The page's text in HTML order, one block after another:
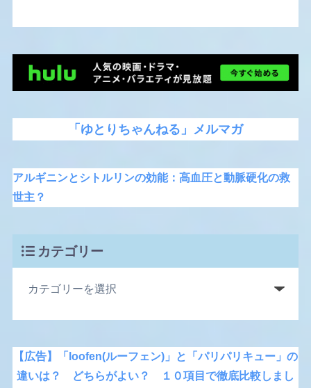
「ゆとりちゃんねる」メルマガ
アルギニンとシトルリンの効能：高血圧と動脈硬化の救
世主？
カテゴリー
【広告】「loofen(ルーフェン)」と「パリパリキュー」の
違いは？ どちらがよい？ １０項目で徹底比較しまし